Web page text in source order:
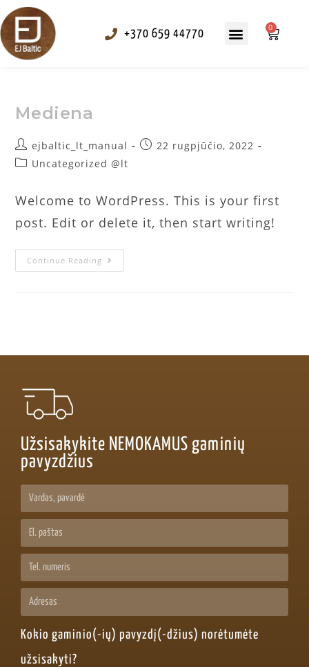
+370 659 44770
0
Mediena
ejbaltic_lt_manual
22 rugpjūčio, 2022
Uncategorized @lt
Welcome to WordPress. This is your first
post. Edit or delete it, then start writing!
Continue Reading
Užsisakykite NEMOKAMUS gaminių
pavyzdžius
Kokio gaminio(-ių) pavyzdį(-džius) norėtumėte
užsisakyti?